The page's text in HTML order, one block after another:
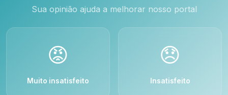
Sua opinião ajuda a melhorar nosso portal
😡
Muito insatisfeito
😞
Insatisfeito